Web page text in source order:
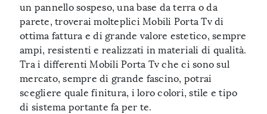
un pannello sospeso, una base da terra o da
parete, troverai molteplici Mobili Porta Tv di
ottima fattura e di grande valore estetico, sempre
ampi, resistenti e realizzati in materiali di qualità.
Tra i differenti Mobili Porta Tv che ci sono sul
mercato, sempre di grande fascino, potrai
scegliere quale finitura, i loro colori, stile e tipo
di sistema portante fa per te.